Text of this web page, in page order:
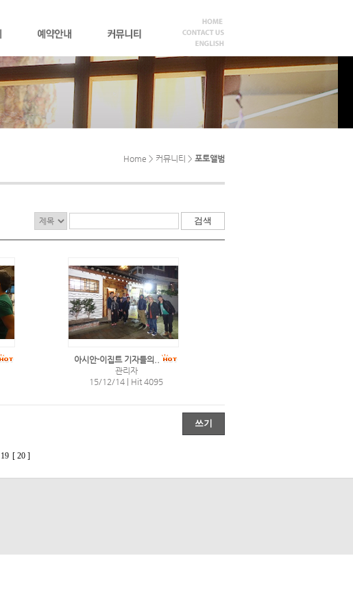
Home > 커뮤니티 > 포토앨범
검색
아시안-이집트 기자들의..
관리자
15/12/14
Hit 4095
쓰기
19 [ 20 ]